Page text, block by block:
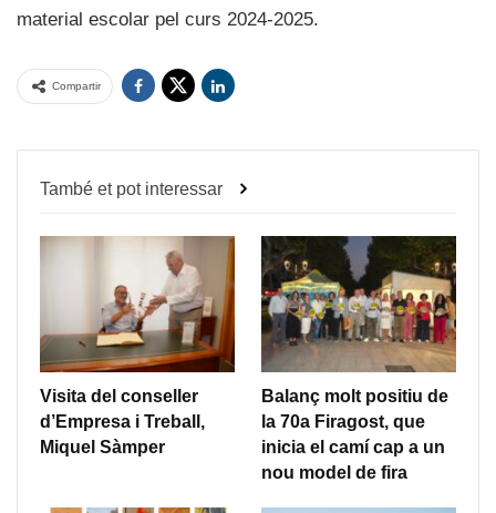
material escolar pel curs 2024-2025.
Compartir
També et pot interessar
Visita del conseller
d’Empresa i Treball,
Miquel Sàmper
Balanç molt positiu de
la 70a Firagost, que
inicia el camí cap a un
nou model de fira